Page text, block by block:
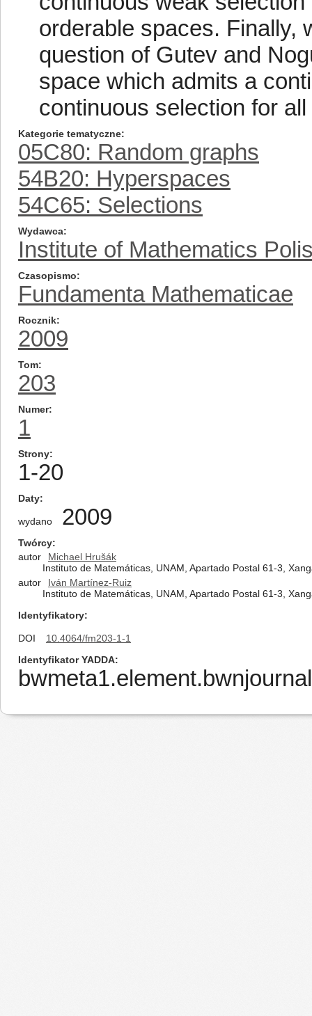
orderable spaces. Finally,
question of Gutev and
space which admits a
continuous selection for
Kategorie tematyczne
05C80: Random graphs
54B20: Hyperspaces
54C65: Selections
Wydawca
Institute of Mathematics
Czasopismo
Fundamenta Mathematicae
Rocznik
2009
Tom
203
Numer
1
Strony
1-20
Daty
wydano 2009
Twórcy
autor
Michael Hrušák
Instituto de Matemáticas, UNAM, Apartado Postal 61-3,
autor
Iván Martínez-Ruiz
Instituto de Matemáticas, UNAM, Apartado Postal 61-3,
Identyfikatory
DOI
10.4064/fm203-1-1
Identyfikator YADDA